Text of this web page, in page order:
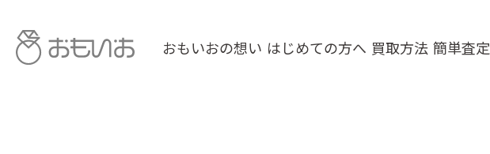
おもいおの想い はじめての方へ 買取方法 簡単査定